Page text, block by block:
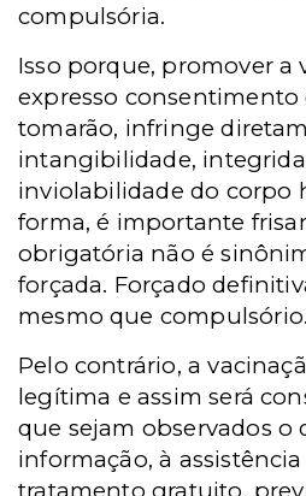
compulsória.
Isso porque, promover a
expresso consentimento
tomarão, infringe
intangibilidade,
inviolabilidade do corpo
forma, é importante
obrigatória não é
forçada. Forçado
mesmo que compulsório.
Pelo contrário, a
legítima e assim será
que sejam observados o
informação, à